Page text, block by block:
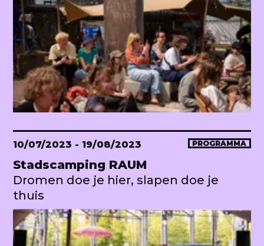
10/07/2023 - 19/08/2023 PROGRAMMA
Stadscamping RAUM
Dromen doe je hier, slapen doe je
thuis